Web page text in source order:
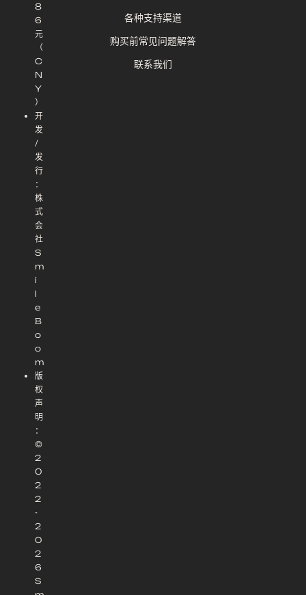
8
6
元
（
C
N
Y
）
开
发
/
发
行
：
株
式
会
社
S
m
i
l
e
B
o
o
m
版
权
声
明
：
©
2
0
2
2
-
2
0
2
6
S
各种支持渠道
购买前常见问题解答
联系我们